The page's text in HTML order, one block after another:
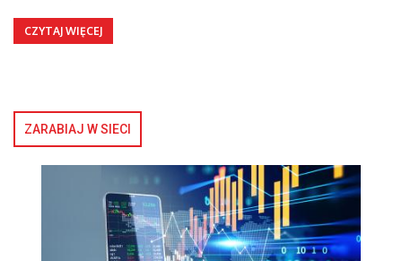
CZYTAJ WIĘCEJ
ZARABIAJ W SIECI